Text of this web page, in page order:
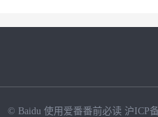
© Baidu 使用爱番番前必读 沪ICP